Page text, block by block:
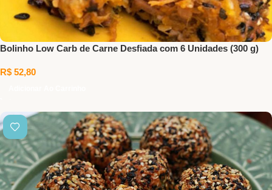
Bolinho Low Carb de Carne Desfiada com 6 Unidades (300 g)
R$ 52,80